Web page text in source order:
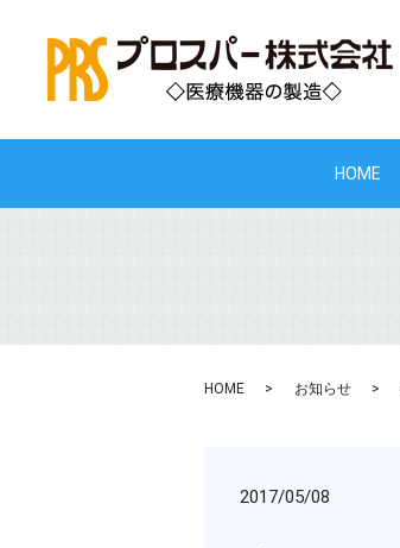
HOME
HOME お知らせ
2017/05/08